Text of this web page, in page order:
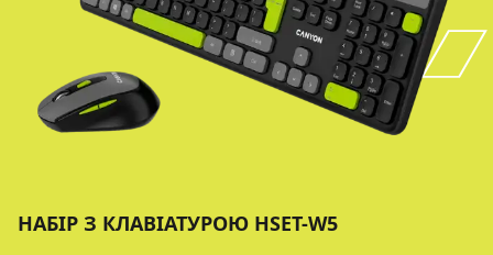
НАБІР З КЛАВІАТУРОЮ HSET-W5